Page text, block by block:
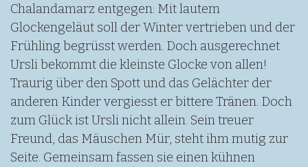
Chalandamarz entgegen: Mit lautem
Glockengeläut soll der Winter vertrieben und der
Frühling begrüsst werden. Doch ausgerechnet
Ursli bekommt die kleinste Glocke von allen!
Traurig über den Spott und das Gelächter der
anderen Kinder vergiesst er bittere Tränen. Doch
zum Glück ist Ursli nicht allein. Sein treuer
Freund, das Mäuschen Mür, steht ihm mutig zur
Seite. Gemeinsam fassen sie einen kühnen